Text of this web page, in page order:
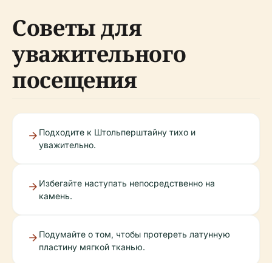
Советы для
уважительного
посещения
Подходите к Штольперштайну тихо и
уважительно.
Избегайте наступать непосредственно на
камень.
Подумайте о том, чтобы протереть латунную
пластину мягкой тканью.